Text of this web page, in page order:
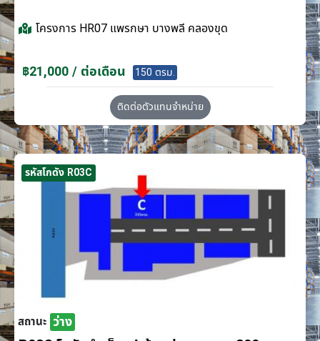
โครงการ HR07 แพรกษา บางพลี คลองขุด
฿21,000 / ต่อเดือน 150 ตรม.
ติดต่อตัวแทนจำหน่าย
รหัสโกดัง R03C
สถานะ ว่าง